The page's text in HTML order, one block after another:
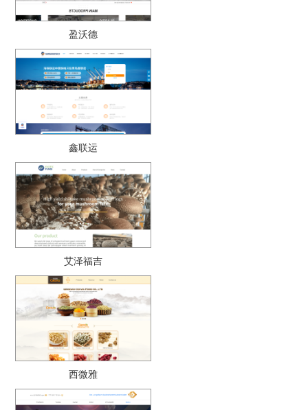
盈沃德
鑫联运
艾泽福吉
西微雅